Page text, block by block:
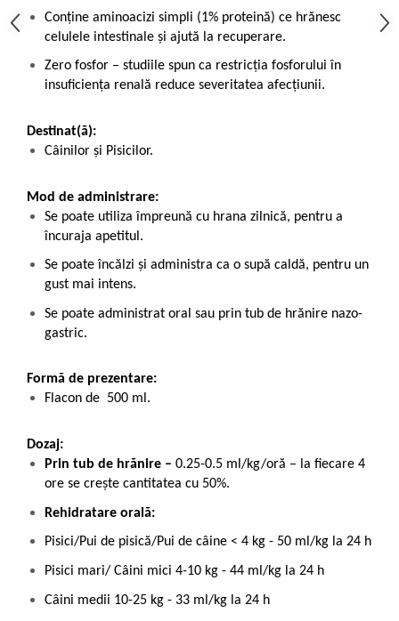
Conține aminoacizi simpli (1% proteină) ce hrănesc
celulele intestinale și ajută la recuperare.
Zero fosfor – studiile spun ca restricția fosforului în
insuficiența renală reduce severitatea afecțiunii.
Destinat(ă):
Câinilor și Pisicilor.
Mod de administrare:
Se poate utiliza împreună cu hrana zilnică, pentru a
încuraja apetitul.
Se poate încălzi și administra ca o supă caldă, pentru un
gust mai intens.
Se poate administrat oral sau prin tub de hrănire nazo-
gastric.
Formă de prezentare:
Flacon de 500 ml.
Dozaj:
Prin tub de hrănire – 0.25-0.5 ml/kg/oră – la fiecare 4
ore se crește cantitatea cu 50%.
Rehidratare orală:
Pisici/Pui de pisică/Pui de câine < 4 kg - 50 ml/kg la 24 h
Pisici mari/ Câini mici 4-10 kg - 44 ml/kg la 24 h
Câini medii 10-25 kg - 33 ml/kg la 24 h